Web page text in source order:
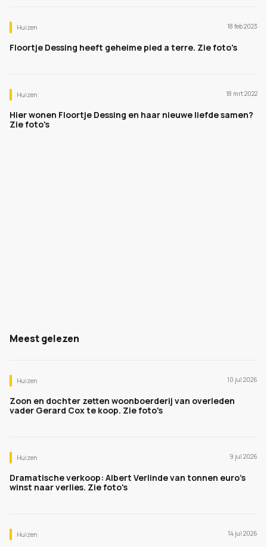
Huizen 18 feb 2023
Floortje Dessing heeft geheime pied a terre. Zie foto's
Huizen 18 mrt 2022
Hier wonen Floortje Dessing en haar nieuwe liefde samen?
Zie foto's
Meest gelezen
Huizen 10 jul 2026
Zoon en dochter zetten woonboerderij van overleden
vader Gerard Cox te koop. Zie foto's
Huizen 9 jul 2026
Dramatische verkoop: Albert Verlinde van tonnen euro's
winst naar verlies. Zie foto's
Huizen 14 jul 2026